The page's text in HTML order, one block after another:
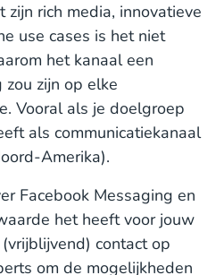
zijn rich media, innovatieve
use cases is het niet
het kanaal een
zijn op elke
Vooral als je doelgroep
als communicatiekanaal
Amerika).
Facebook Messaging en
het heeft voor jouw
contact op
om de mogelijkheden